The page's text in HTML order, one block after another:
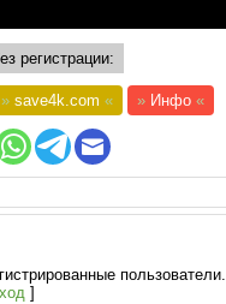
регистрации:
»save4k.com « »Инфо «
пользователи.
]